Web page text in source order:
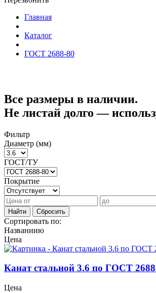
Главная
Каталог
ГОСТ 2688-80
Все размеры в наличии.
Не листай долго —
Фильтр
Диаметр (мм)
ГОСТ/ТУ
Покрытие
Найти Сбросить
Сортировать по:
Названиию
Цена
Канат стальной 3.6 по ГОСТ
Цена